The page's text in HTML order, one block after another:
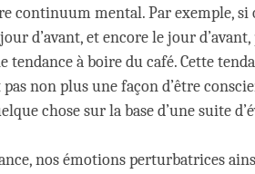
continuum mental. Par exemple, si
d’avant, et encore le jour
tendance à boire du café. Cette
pas non plus une façon d’être
chose sur la base d’une suite
nos émotions perturbatrices